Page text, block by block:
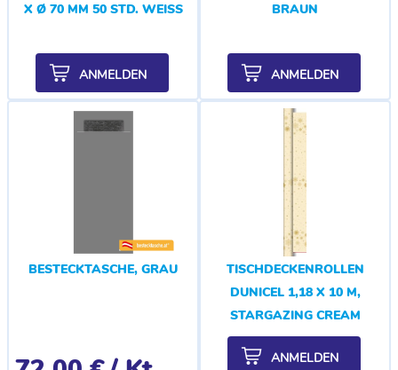
X Ø 70 MM 50 STD. WEISS
ANMELDEN
BRAUN
ANMELDEN
BESTECKTASCHE, GRAU
TISCHDECKENROLLEN
DUNICEL 1,18 X 10 M,
STARGAZING CREAM
ANMELDEN